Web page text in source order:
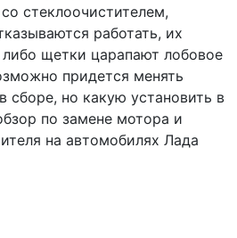
стеклоочистителем,
работать, их
щетки царапают лобовое
придется менять
сборе, но какую установить в
по замене мотора и
на автомобилях Лада